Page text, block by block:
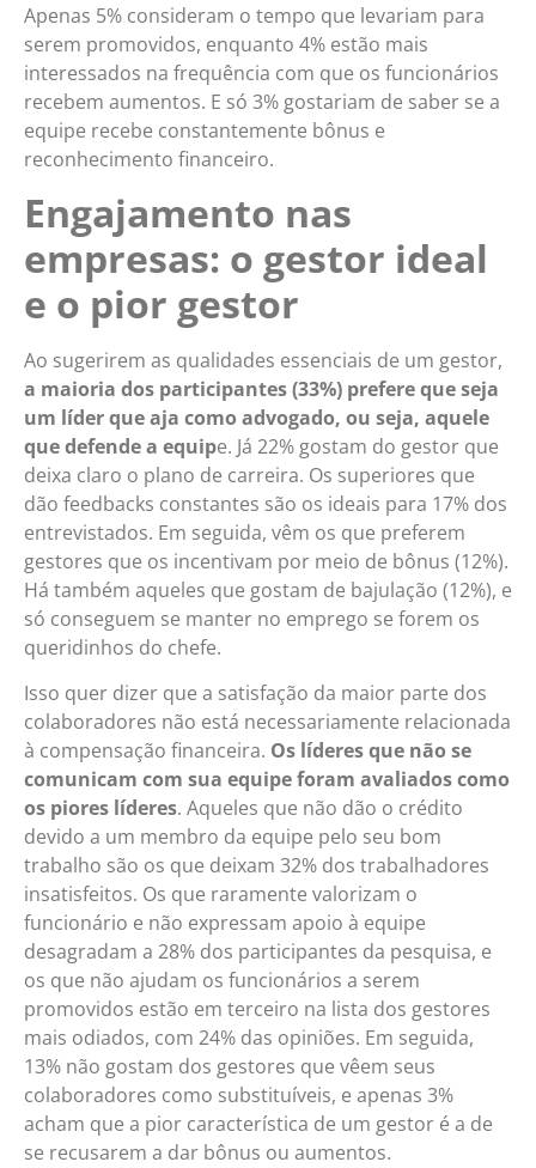
Apenas 5% consideram o tempo que levariam para
serem promovidos, enquanto 4% estão mais
interessados na frequência com que os funcionários
recebem aumentos. E só 3% gostariam de saber se a
equipe recebe constantemente bônus e
reconhecimento financeiro.
Engajamento nas
empresas: o gestor ideal
e o pior gestor
Ao sugerirem as qualidades essenciais de um gestor,
a maioria dos participantes (33%) prefere que seja
um líder que aja como advogado, ou seja, aquele
que defende a equipe. Já 22% gostam do gestor que
deixa claro o plano de carreira. Os superiores que
dão feedbacks constantes são os ideais para 17% dos
entrevistados. Em seguida, vêm os que preferem
gestores que os incentivam por meio de bônus (12%).
Há também aqueles que gostam de bajulação (12%), e
só conseguem se manter no emprego se forem os
queridinhos do chefe.
Isso quer dizer que a satisfação da maior parte dos
colaboradores não está necessariamente relacionada
à compensação financeira. Os líderes que não se
comunicam com sua equipe foram avaliados como
os piores líderes. Aqueles que não dão o crédito
devido a um membro da equipe pelo seu bom
trabalho são os que deixam 32% dos trabalhadores
insatisfeitos. Os que raramente valorizam o
funcionário e não expressam apoio à equipe
desagradam a 28% dos participantes da pesquisa, e
os que não ajudam os funcionários a serem
promovidos estão em terceiro na lista dos gestores
mais odiados, com 24% das opiniões. Em seguida,
13% não gostam dos gestores que vêem seus
colaboradores como substituíveis, e apenas 3%
acham que a pior característica de um gestor é a de
se recusarem a dar bônus ou aumentos.